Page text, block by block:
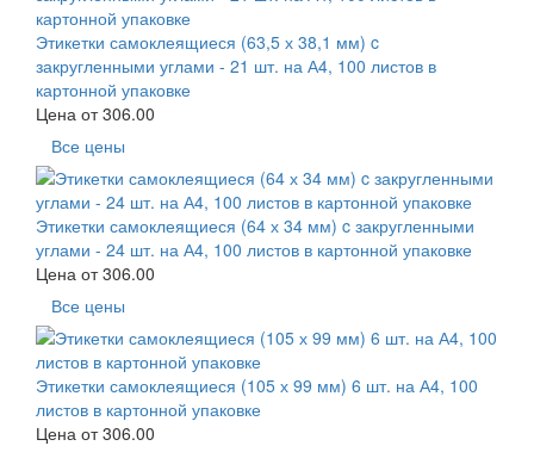
Этикетки самоклеящиеся (63,5 х 38,1 мм) c
закругленными углами - 21 шт. на А4, 100 листов в
картонной упаковке
Цена от306.00
Все цены
Этикетки самоклеящиеся (64 х 34 мм) c закругленными
углами - 24 шт. на А4, 100 листов в картонной упаковке
Цена от306.00
Все цены
Этикетки самоклеящиеся (105 х 99 мм) 6 шт. на А4, 100
листов в картонной упаковке
Цена от306.00